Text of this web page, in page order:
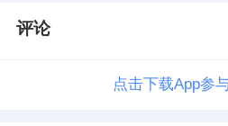
传统框架，觉得既然是远
人就行，别指望啥品质。
评论
点击下载App参